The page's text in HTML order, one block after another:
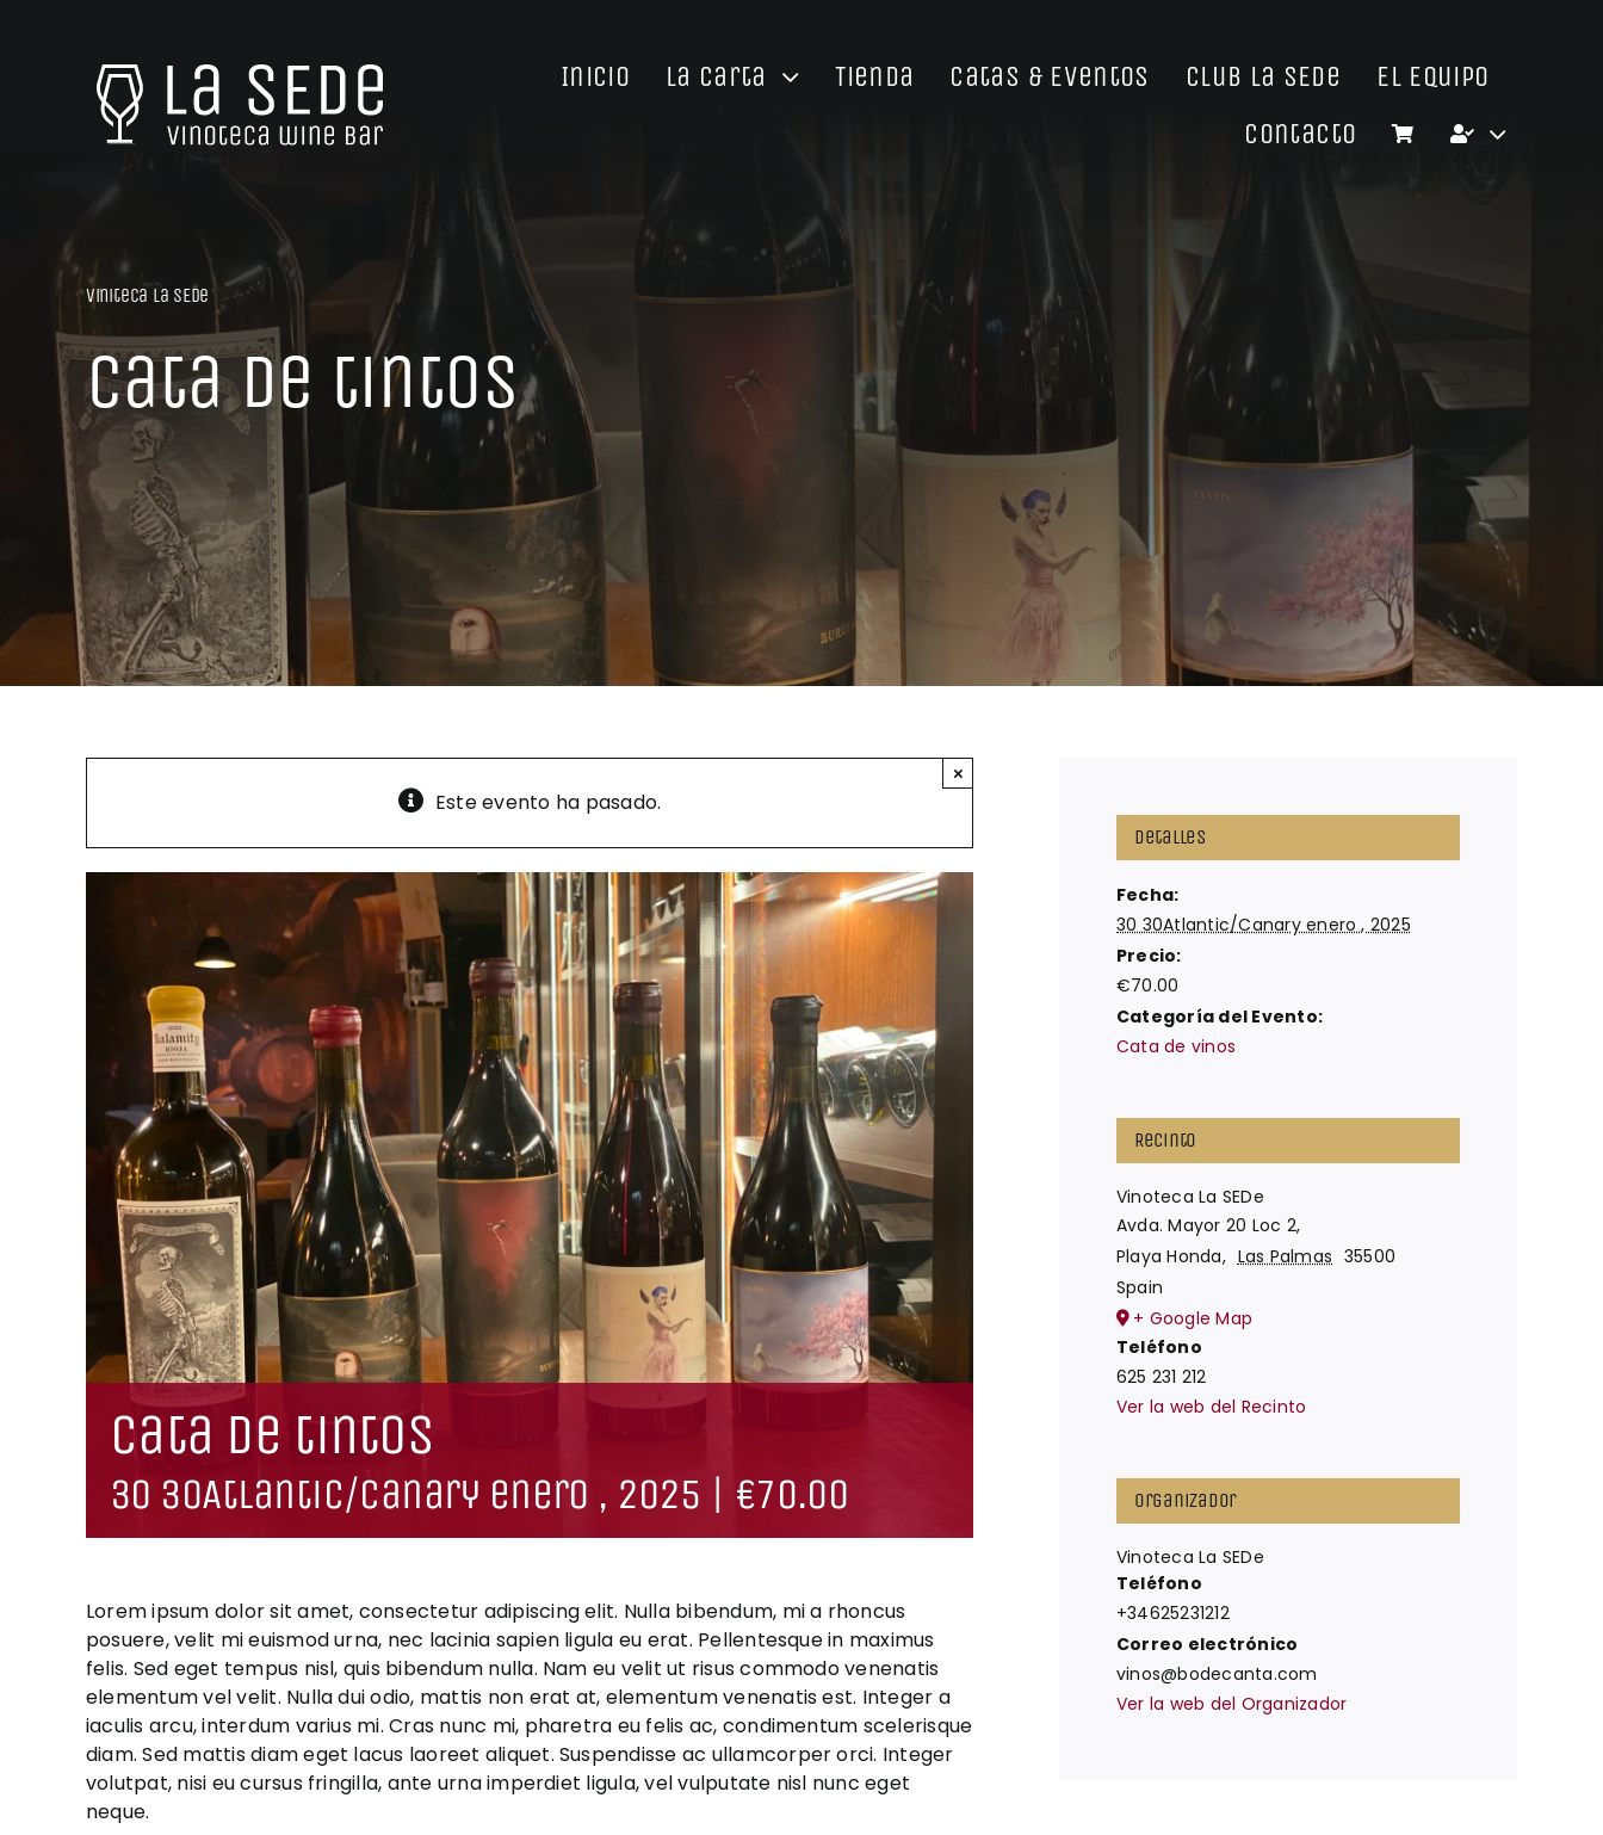
Inicio La Carta Tienda Catas & Eventos Club La SEDe
El Equipo
Contacto
Viniteca La SEDe
cata de tintos
Este evento ha pasado.
×
cata de tintos
30 30Atlantic/Canary enero , 2025 | €70.00
Lorem ipsum dolor sit amet, consectetur adipiscing elit. Nulla bibendum, mi a rhoncus
posuere, velit mi euismod urna, nec lacinia sapien ligula eu erat. Pellentesque in maximus
felis. Sed eget tempus nisl, quis bibendum nulla. Nam eu velit ut risus commodo venenatis
elementum vel velit. Nulla dui odio, mattis non erat at, elementum venenatis est. Integer a
iaculis arcu, interdum varius mi. Cras nunc mi, pharetra eu felis ac, condimentum scelerisque
diam. Sed mattis diam eget lacus laoreet aliquet. Suspendisse ac ullamcorper orci. Integer
volutpat, nisi eu cursus fringilla, ante urna imperdiet ligula, vel vulputate nisl nunc eget
neque.
Detalles
Fecha:
30 30Atlantic/Canary enero , 2025
Precio:
€70.00
Categoría del Evento:
Cata de vinos
Recinto
Vinoteca La SEDe
Avda. Mayor 20 Loc 2,
Playa Honda, Las Palmas 35500
Spain
+ Google Map
Teléfono
625 231 212
Ver la web del Recinto
Organizador
Vinoteca La SEDe
Teléfono
+34625231212
Correo electrónico
vinos@bodecanta.com
Ver la web del Organizador